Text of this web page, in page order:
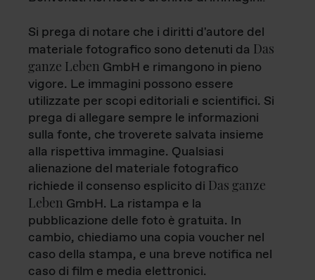
Si prega di notare che i diritti d'autore del
materiale fotografico sono detenuti da Das
ganze Leben GmbH e rimangono in pieno
vigore. Le immagini possono essere
utilizzate per scopi editoriali e scientifici. Si
prega di allegare sempre le informazioni
sulla fonte, che troverete salvata insieme
alla rispettiva immagine. Qualsiasi
alienazione del materiale fotografico
richiede il consenso esplicito di Das ganze
Leben GmbH. La ristampa e la
pubblicazione delle foto è gratuita. In
cambio, chiediamo una copia voucher nel
caso della stampa, e una breve notifica nel
caso di film e media elettronici.